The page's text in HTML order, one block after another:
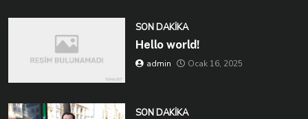
SON DAKIKA
Hello world!
admin Ocak 16, 2025
SON DAKIKA